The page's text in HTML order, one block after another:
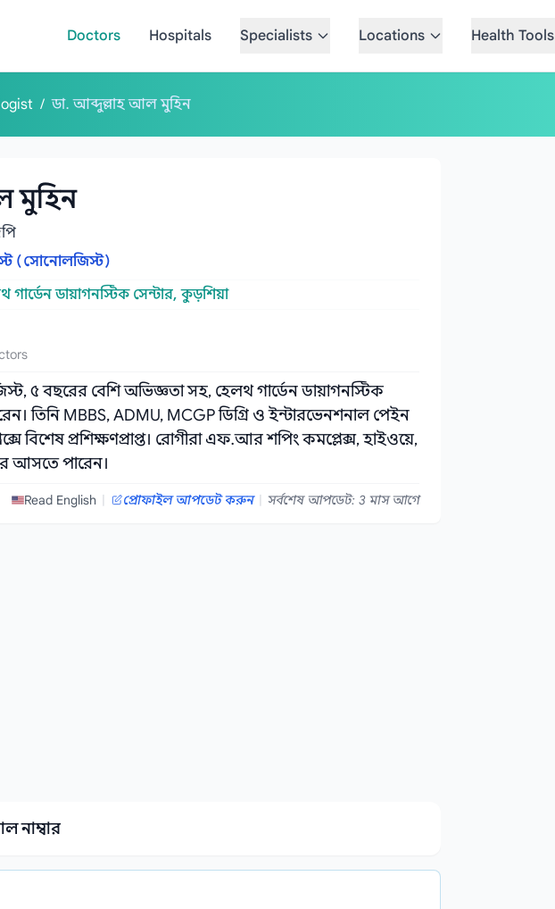
Doctors Hospitals Specialists Locations Health Tools
/ ডা. আব্দুল্লাহ আল মুহিন
মুহিন
(সোনোলজিস্ট)
গার্ডেন ডায়াগনস্টিক সেন্টার, কুড়শিয়া
৫ বছরের বেশি অভিজ্ঞতা সহ, হেলথ গার্ডেন ডায়াগনস্টিক
তিনি MBBS, ADMU, MCGP ডিগ্রি ও ইন্টারভেনশনাল পেইন
বিশেষ প্রশিক্ষণপ্রাপ্ত। রোগীরা এফ.আর শপিং কমপ্লেক্স, হাইওয়ে,
আসতে পারেন।
Read English | প্রোফাইল আপডেট করুন | সর্বশেষ আপডেট: 3 মাস আগে
নাম্বার